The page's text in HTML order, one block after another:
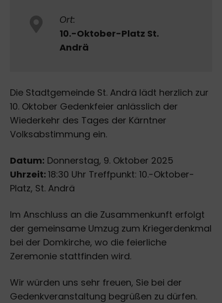
Ort:
10.-Oktober-Platz St.
Andrä
Die Stadtgemeinde St. Andrä lädt herzlich zur
10. Oktober Gedenkfeier anlässlich der
Wiederkehr des Tages der Kärntner
Volksabstimmung ein.
Datum: Donnerstag, 9. Oktober 2025
Uhrzeit: 18:30 Uhr Treffpunkt: 10.-Oktober-
Platz, St. Andrä
Im Anschluss an die Zusammenkunft erfolgt
der gemeinsame Umzug zum Kriegerdenkmal
bei der Domkirche, wo die feierliche
Zeremonie stattfinden wird.
Wir würden uns sehr freuen, Sie bei der
Gedenkveranstaltung begrüßen zu dürfen.